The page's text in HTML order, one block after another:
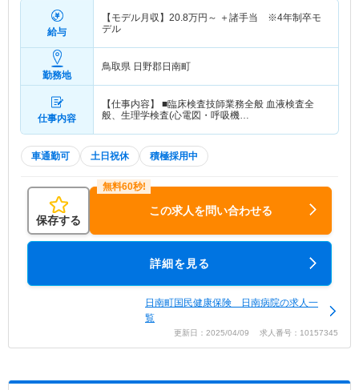
給与
【モデル月収】 20.8万円～ ＋諸手当 ※4年制卒モ
デル
勤務地
鳥取県 日野郡日南町
仕事内容
【仕事内容】 ■臨床検査技師業務全般 血液検査全
般、生理学検査(心電図・呼吸機…
車通勤可 土日祝休 積極採用中
保存する
この求人を問い合わせる
詳細を見る
日南町国民健康保険 日南病院の求人一
覧
更新日：2025/04/09 求人番号：10157345